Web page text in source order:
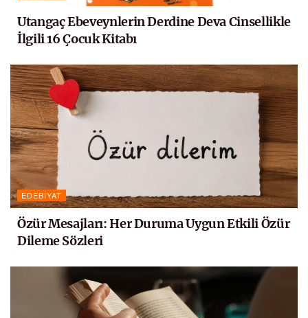
Utangaç Ebeveynlerin Derdine Deva Cinsellikle
İlgili 16 Çocuk Kitabı
EDEBIYAT
Özür Mesajları: Her Duruma Uygun Etkili Özür
Dileme Sözleri